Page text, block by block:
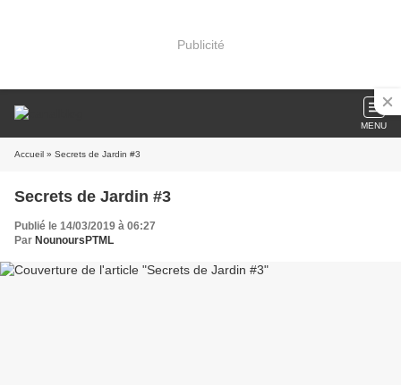
Publicité
MENU
Accueil » Secrets de Jardin #3
Secrets de Jardin #3
Publié le 14/03/2019 à 06:27
Par NounoursPTML